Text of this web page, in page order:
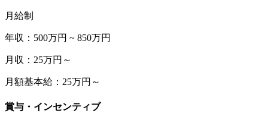
月給制
年収：500万円 ~ 850万円
月収：25万円～
月額基本給：25万円～
賞与・インセンティブ